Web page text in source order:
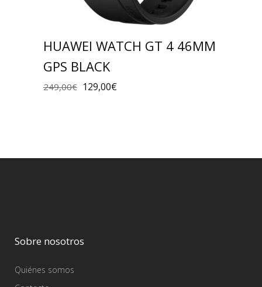
HUAWEI WATCH GT 4 46MM
GPS BLACK
249,00€ 129,00€
Sobre nosotros
Quiénes somos